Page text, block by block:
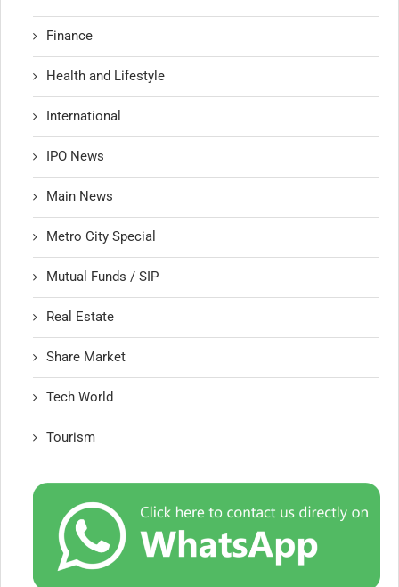
Finance
Health and Lifestyle
International
IPO News
Main News
Metro City Special
Mutual Funds / SIP
Real Estate
Share Market
Tech World
Tourism